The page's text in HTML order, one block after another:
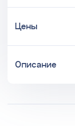
Цены
Описание